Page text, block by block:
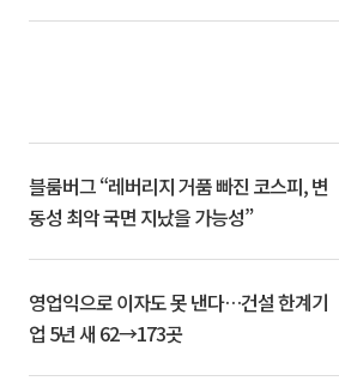
블룸버그 “레버리지 거품 빠진 코스피, 변
동성 최악 국면 지났을 가능성”
영업익으로 이자도 못 낸다…건설 한계기
업 5년 새 62→173곳